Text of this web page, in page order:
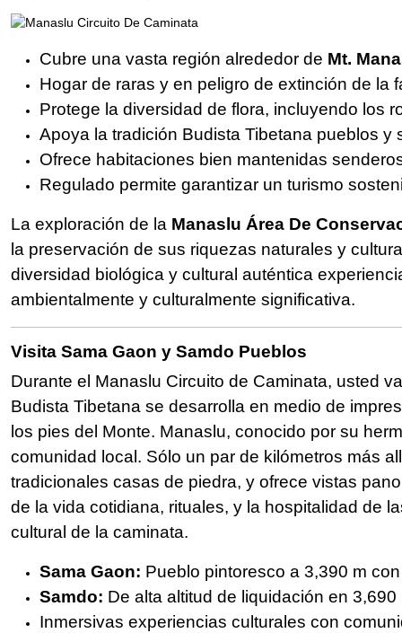
Cubre una vasta región alrededor de Mt.
Hogar de raras y en peligro de extinción de la
Protege la diversidad de flora, incluyendo los
Apoya la tradición Budista Tibetana pueblos y
Ofrece habitaciones bien mantenidas
Regulado permite garantizar un turismo
La exploración de la Manaslu Área De
la preservación de sus riquezas naturales y
diversidad biológica y cultural auténtica
ambientalmente y culturalmente significativa.
Visita Sama Gaon y Samdo Pueblos
Durante el Manaslu Circuito de Caminata, usted
Budista Tibetana se desarrolla en medio de
los pies del Monte. Manaslu, conocido por su
comunidad local. Sólo un par de kilómetros más
tradicionales casas de piedra, y ofrece vistas
de la vida cotidiana, rituales, y la hospitalidad de
cultural de la caminata.
Sama Gaon: Pueblo pintoresco a 3,390 m
Samdo: De alta altitud de liquidación en
Inmersivas experiencias culturales con